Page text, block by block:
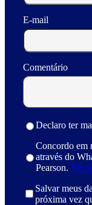
E-mail
Comentário
Declaro ter
Concordo em
através do
Pearson. Ver
Salvar meus
próxima vez